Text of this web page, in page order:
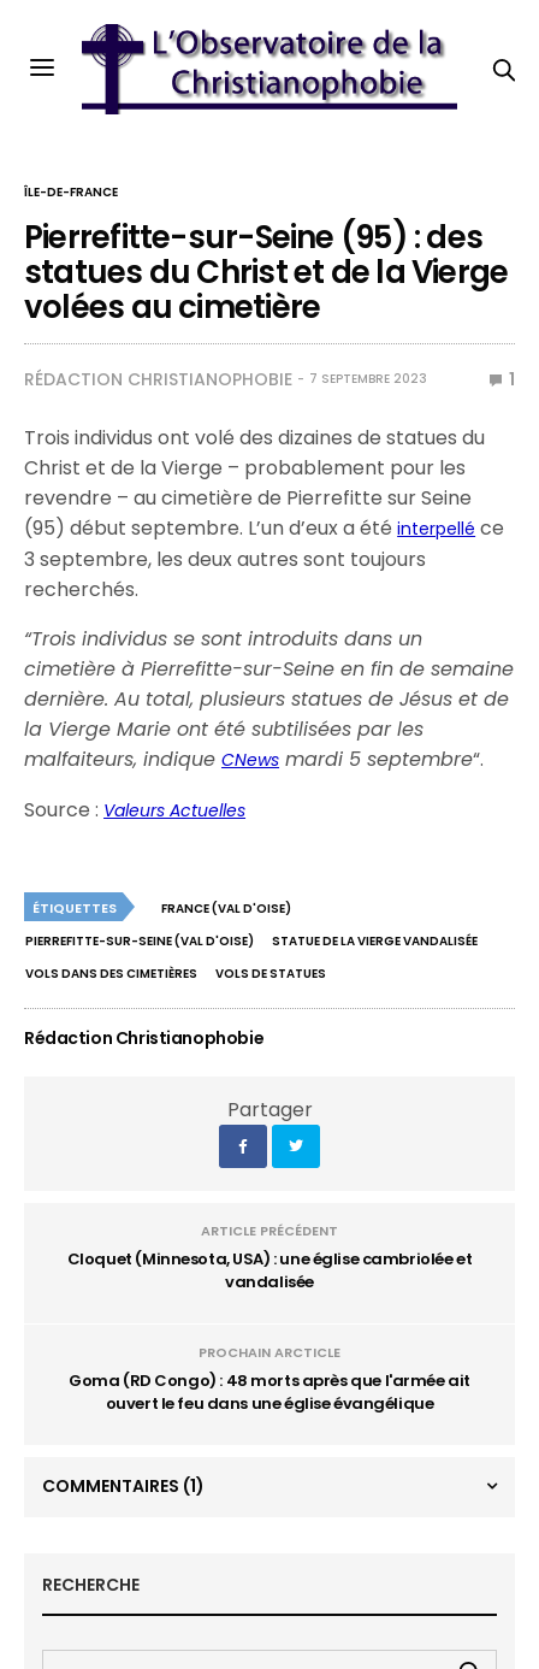
ÎLE-DE-FRANCE
Pierrefitte-sur-Seine (95) : des
statues du Christ et de la Vierge
volées au cimetière
RÉDACTION CHRISTIANOPHOBIE 7 SEPTEMBRE 2023 1
Trois individus ont volé des dizaines de statues du
Christ et de la Vierge – probablement pour les
revendre – au cimetière de Pierrefitte sur Seine
(95) début septembre. L’un d’eux a étéinterpellé ce
3 septembre, les deux autres sont toujours
recherchés.
“Trois individus se sont introduits dans un
cimetière à Pierrefitte-sur-Seine en fin de semaine
dernière. Au total, plusieurs statues de Jésus et de
la Vierge Marie ont été subtilisées par les
malfaiteurs, indiqueCNews mardi 5 septembre“.
Source : Valeurs Actuelles
ÉTIQUETTES
FRANCE (VAL D'OISE)
PIERREFITTE-SUR-SEINE (VAL D'OISE)
STATUE DE LA VIERGE VANDALISÉE
VOLS DANS DES CIMETIÈRES
VOLS DE STATUES
Rédaction Christianophobie
Partager
ARTICLE PRÉCÉDENT
Cloquet (Minnesota, USA) : une église cambriolée et
vandalisée
PROCHAIN ARCTICLE
Goma (RD Congo) : 48 morts après que l'armée ait
ouvert le feu dans une église évangélique
COMMENTAIRES (1)
RECHERCHE